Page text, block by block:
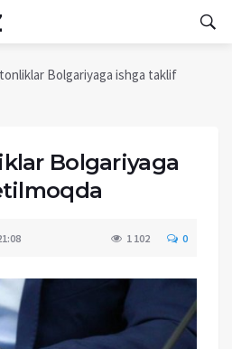
Bolgariyaga ishga taklif
Bolgariyaga
1 102 0